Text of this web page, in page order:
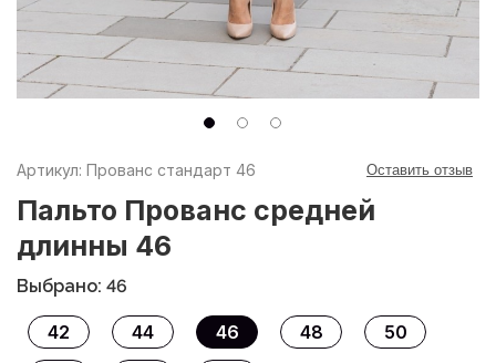
Артикул: Прованс стандарт 46 Оставить отзыв
Пальто Прованс средней
длинны 46
Выбрано: 46
42 44 46 48
50